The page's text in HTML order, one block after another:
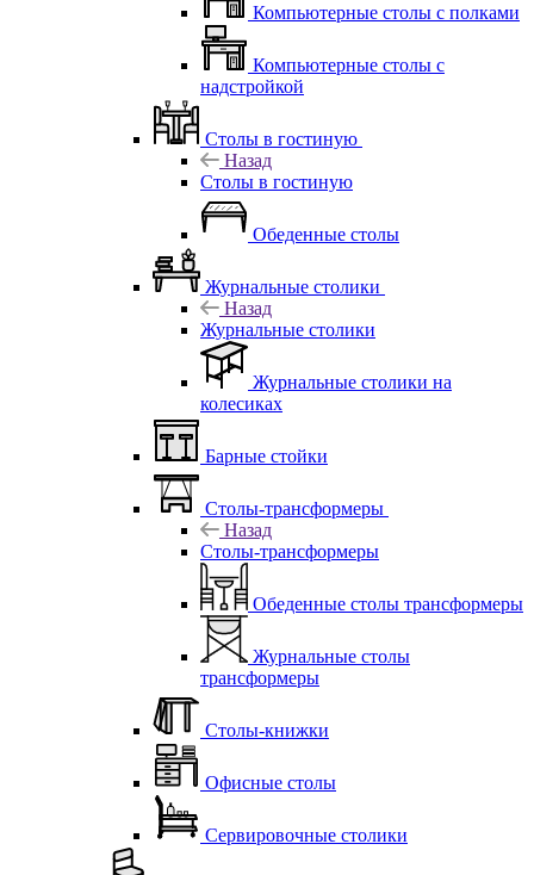
Компьютерные столы с полками
Компьютерные столы с
надстройкой
Столы в гостиную
Назад
Столы в гостиную
Обеденные столы
Журнальные столики
Назад
Журнальные столики
Журнальные столики на
колесиках
Барные стойки
Столы-трансформеры
Назад
Столы-трансформеры
Обеденные столы трансформеры
Журнальные столы
трансформеры
Столы-книжки
Офисные столы
Сервировочные столики